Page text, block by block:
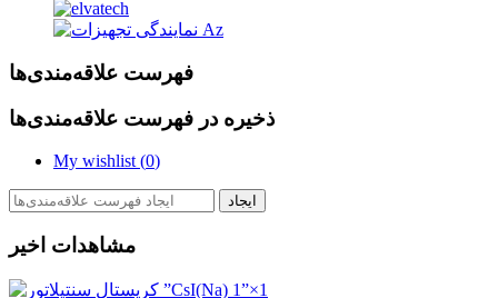
فهرست علاقه‌مندی‌ها
ذخیره در فهرست علاقه‌مندی‌ها
My wishlist (0)
ایجاد
مشاهدات اخیر